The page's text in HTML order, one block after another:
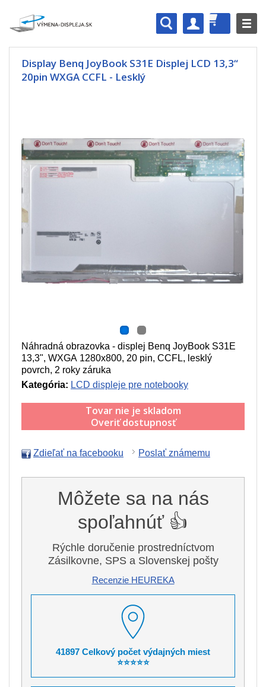
Display Benq JoyBook S31E Displej LCD 13,3“
20pin WXGA CCFL - Lesklý
Náhradná obrazovka - displej Benq JoyBook S31E
13,3", WXGA 1280x800, 20 pin, CCFL, lesklý
povrch, 2 roky záruka
Kategória: LCD displeje pre notebooky
Tovar nie je skladom
Overiť dostupnosť
Zdieľať na facebooku Poslať známemu
Môžete sa na nás
spoľahnúť 👍
Rýchle doručenie prostredníctvom
Zásilkovne, SPS a Slovenskej pošty
Recenzie HEUREKA
41897 Celkový počet výdajných miest
⭐⭐⭐⭐⭐